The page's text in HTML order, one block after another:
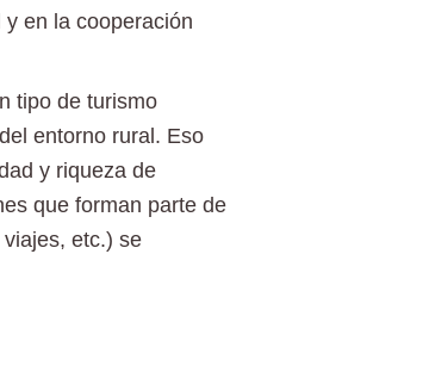
en la cooperación
tipo de turismo
entorno rural. Eso
y riqueza de
que forman parte de
etc.) se